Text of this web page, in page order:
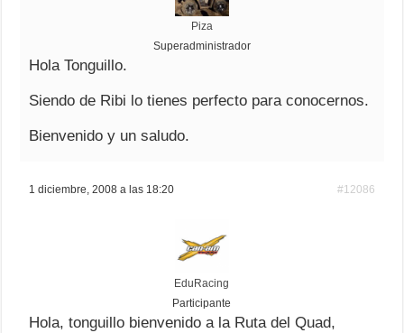
Piza
Superadministrador
Hola Tonguillo.
Siendo de Ribi lo tienes perfecto para conocernos.
Bienvenido y un saludo.
1 diciembre, 2008 a las 18:20 #12086
EduRacing
Participante
Hola, tonguillo bienvenido a la Ruta del Quad,